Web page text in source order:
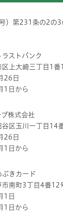
第231条の2の3
バンク
大崎三丁目1番
日
から
会社
玉川一丁目14
日
から
ード
町3丁目4番12
日
から